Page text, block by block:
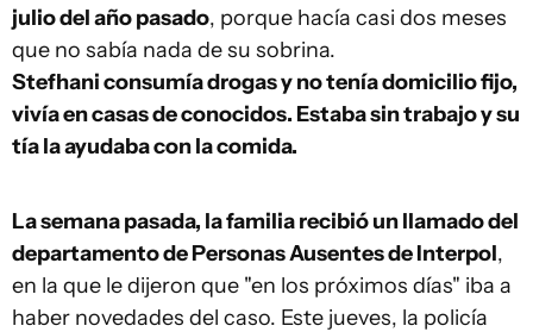
julio del año pasado, porque hacía casi dos meses
que no sabía nada de su sobrina.
Stefhani consumía drogas y no tenía domicilio fijo,
vivía en casas de conocidos. Estaba sin trabajo y su
tía la ayudaba con la comida.
La semana pasada, la familia recibió un llamado del
departamento de Personas Ausentes de Interpol,
en la que le dijeron que "en los próximos días" iba a
haber novedades del caso. Este jueves, la policía